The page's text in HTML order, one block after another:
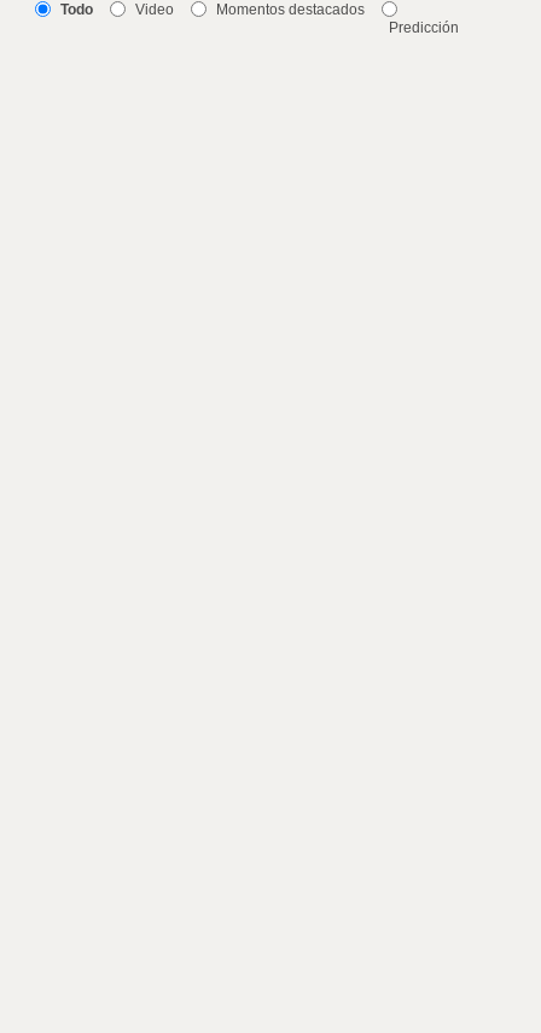
Todo Video
Momentos destacados
Predicción